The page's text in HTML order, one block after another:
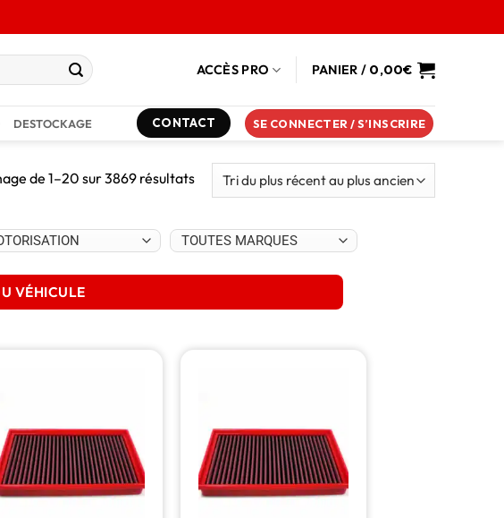
ACCÈS PRO PANIER / 0,00€
DESTOCKAGE CONTACT SE CONNECTER / S’INSCRIRE
de 1–20 sur 3869 résultats
VÉHICULE